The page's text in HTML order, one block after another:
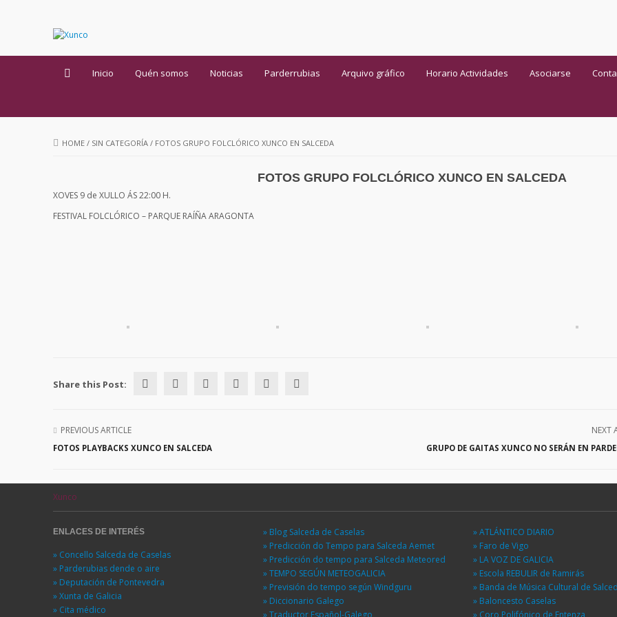
Inicio Quén somos Noticias Parderrubias Arquivo gráfico Horario Actividades Asociarse
HOME / SIN CATEGORÍA / FOTOS GRUPO FOLCLÓRICO XUNCO EN SALCEDA
FOTOS GRUPO FOLCLÓRICO XUNCO EN SALCEDA
XOVES 9 de XULLO ÁS 22:00 H.
FESTIVAL FOLCLÓRICO – PARQUE RAÍÑA ARAGONTA
Share this Post:
PREVIOUS ARTICLE
FOTOS PLAYBACKS XUNCO EN SALCEDA
NEXT
GRUPO DE GAITAS XUNCO NO SERÁN EN
Xunco
ENLACES DE INTERÉS
» Concello Salceda de Caselas
» Parderubias dende o aire
» Deputación de Pontevedra
» Xunta de Galicia
» Cita médico
» Blog Salceda de Caselas
» Predicción do Tempo para Salceda Aemet
» Predicción do tempo para Salceda Meteored
» TEMPO SEGÚN METEOGALICIA
» Previsión do tempo según Windguru
» Diccionario Galego
» Traductor Español-Galego
» ATLÁNTICO DIARIO
» Faro de Vigo
» LA VOZ DE GALICIA
» Escola REBULIR de Ramirás
» Banda de Música Cultural de
» Baloncesto Caselas
» Coro Polifónico de Entenza